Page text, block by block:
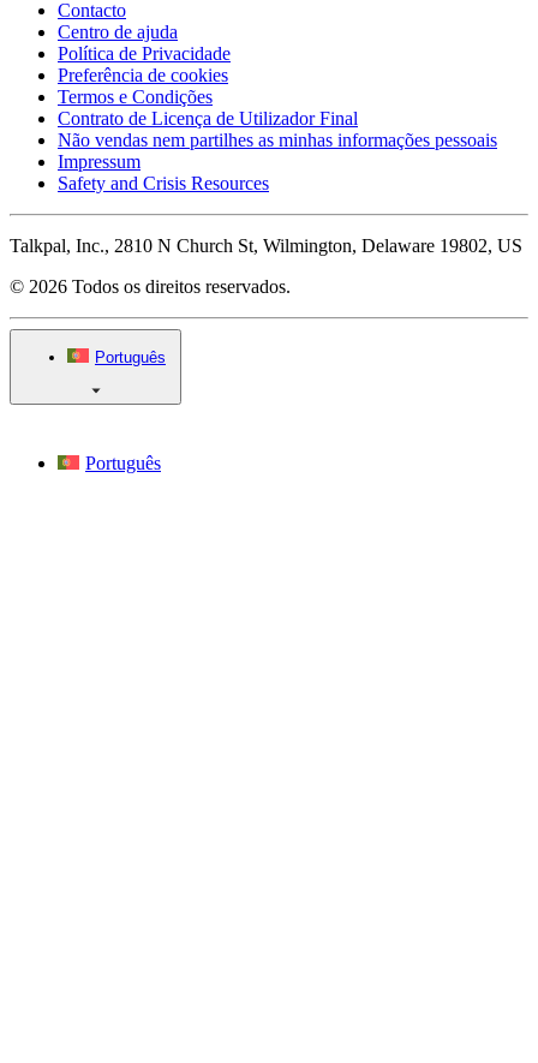
Contacto
Centro de ajuda
Política de Privacidade
Preferência de cookies
Termos e Condições
Contrato de Licença de Utilizador Final
Não vendas nem partilhes as minhas informações pessoais
Impressum
Safety and Crisis Resources
Talkpal, Inc., 2810 N Church St, Wilmington, Delaware 19802, US
© 2026 Todos os direitos reservados.
Português
Português